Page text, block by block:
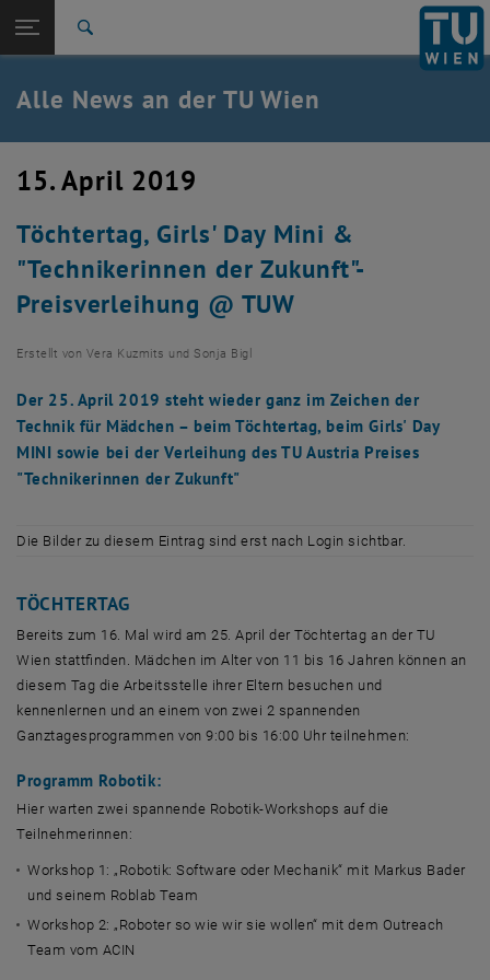
TU Login
Quicklinks
Quicklinks-Menü umschalten
Studium
Karriere
Zurück: Subseiten von TU Wien Startseite auflisten
Zurück zur letzten Ebene:
TU Wien Startseite
Übersicht
Alle News an der TU Wien
15. April 2019
Töchtertag, Girls' Day Mini &
"Technikerinnen der Zukunft"-
Preisverleihung @ TUW
Erstellt von Vera Kuzmits und Sonja Bigl
Der 25. April 2019 steht wieder ganz im Zeichen der
Technik für Mädchen – beim Töchtertag, beim Girls' Day
MINI sowie bei der Verleihung des TU Austria Preises
"Technikerinnen der Zukunft"
Die Bilder zu diesem Eintrag sind erst nach Login sichtbar.
TÖCHTERTAG
Bereits zum 16. Mal wird am 25. April der Töchtertag an der TU
Wien stattfinden. Mädchen im Alter von 11 bis 16 Jahren können an
diesem Tag die Arbeitsstelle ihrer Eltern besuchen und
kennenlernen und an einem von zwei 2 spannenden
Ganztagesprogrammen von 9:00 bis 16:00 Uhr teilnehmen:
Programm Robotik:
Hier warten zwei spannende Robotik-Workshops auf die
Teilnehmerinnen:
Workshop 1: „Robotik: Software oder Mechanik“ mit Markus Bader
und seinem Roblab Team
Workshop 2: „Roboter so wie wir sie wollen“ mit dem Outreach
Team vom ACIN